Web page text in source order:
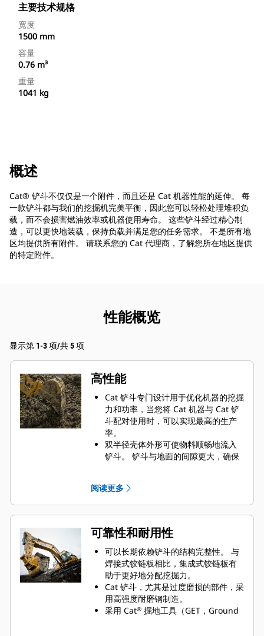
主要技术规格
宽度
1500 mm
容量
0.76 m³
重量
1041 kg
概述
Cat® 铲斗不仅仅是一个附件，而且还是 Cat 机器性能的延伸。 每
一款铲斗都与我们的挖掘机完美平衡，因此您可以轻松处理堆积负
载，而不会损害燃油效率或机器使用寿命。 这些铲斗经过精心制
造，可以更快地装载，保持负载并满足您的任务需求。 不是所有地
区均提供所有附件。 请联系您的 Cat 代理商，了解您所在地区提供
的特定附件。
性能概览
显示第 1-3 项/共 5 项
高性能
Cat 铲斗专门设计用于优化机器的挖掘
力和功率，当您将 Cat 机器与 Cat 铲
斗配对使用时，可以实现最高的生产
率。
双半径壳体外形可使物料顺畅地流入
铲斗。 铲斗与地面的间隙更大，确保
油耗在挖掘过程中达到峰值。 Cat 铲
斗可以快速铲挖物料，提高了机器的
整体工作效率。
可在更短的时间内装载更多的物料。
对于每次装载，铲斗形状和侧挡板都
可将大部分物料保留在铲斗内。
阅读更多
可靠性和耐用性
可以长期依赖铲斗的结构完整性。 与
焊接式铰链板相比，集成式铰链板有
助于更好地分配挖掘力。
Cat 铲斗，尤其是过度磨损的部件，采
用高强度耐磨钢制造。
采用 Cat® 掘地工具（GET，Ground